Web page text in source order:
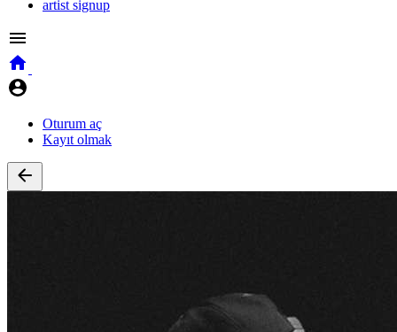
artist signup
Oturum aç
Kayıt olmak